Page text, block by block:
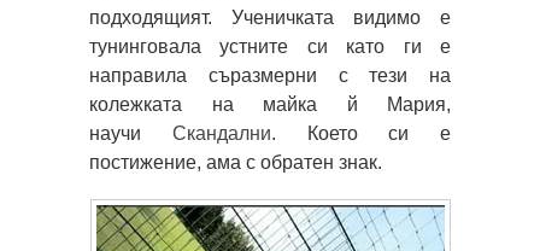
подходящият. Ученичката видимо е
тунинговала устните си като ги е
направила съразмерни с тези на
колежката на майка й Мария,
научи Скандални. Което си е
постижение, ама с обратен знак.